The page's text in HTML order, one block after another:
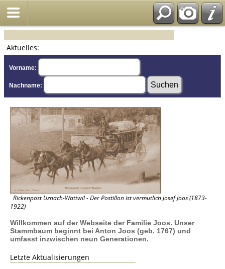
Aktuelles:
Vorname:
Nachname:
Rickenpost Uznach-Wattwil - Der Postillon ist vermutlich Josef Joos (1873-
1922)
Willkommen auf der Webseite der Familie Joos. Unser
Stammbaum beginnt bei Anton Joos (geb. 1767) und
umfasst inzwischen neun Generationen.
Letzte Aktualisierungen